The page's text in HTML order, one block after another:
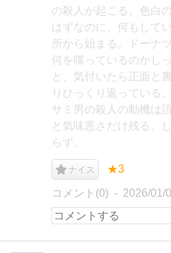
の殺人が起こる。色白
はずなのに、何もして
所から始まる。ドーナ
何を喋っているのかし
と、気付いたら正面と
りひっくり返っている
サミ男の殺人の動機は
と気味悪さだけ残る。
らず。
ナイス ★3
コメント(0) 2026/01/